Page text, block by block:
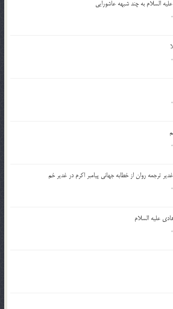
السلام به چند شبهه عاشورایی
ترجمه روان از خطابه جهانی پیامبر اکرم در غدیر خم
علیه السلام